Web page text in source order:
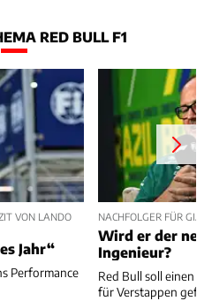
RED BULL F1
VON LANDO
Jahr“
Performance
NACHFOLGER FÜR
Wird er der
Ingenieur?
Red Bull soll einen
für Verstappen